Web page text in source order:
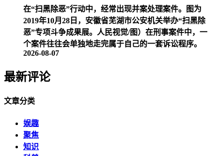
在“扫黑除恶”行动中，经常出现并案处理案件。图为
2019年10月28日，安徽省芜湖市公安机关举办“扫黑除
恶”专项斗争成果展。人民视觉/图）在刑事案件中，一
个案件往往会单独地走完属于自己的一套诉讼程序。
2026-08-07
最新评论
文章分类
娱趣
聚焦
知识